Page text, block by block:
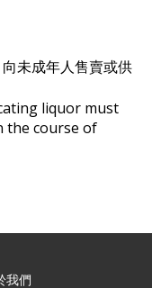
未成年人售賣或供
liquor must
the course of
我們